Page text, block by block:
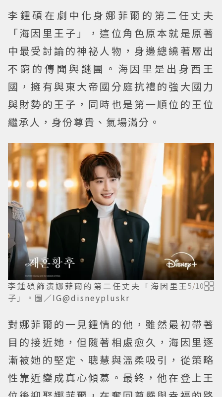
李鍾碩在劇中化身娜菲爾的第二任丈夫
「海因里王子」，這位角色原本就是原著
中最受討論的神祕人物，身邊總繞著層出
不窮的傳聞與謎團。海因里是出身西王
國，擁有與東大帝國分庭抗禮的強大國力
與財勢的王子，同時也是第一順位的王位
繼承人，身份尊貴、氣場滿分。
李鍾碩飾演娜菲爾的第二任丈夫「海因里王
子」。圖／IG@disneypluskr
5/10
對娜菲爾的一見鍾情的他，雖然最初帶著
目的接近她，但隨著相處愈久，海因里逐
漸被她的堅定、聰慧與溫柔吸引，從策略
性靠近變成真心傾慕。最終，他在登上王